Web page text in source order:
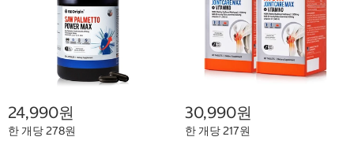
24,990원
한 개당 278원
30,990원
한 개당 217원